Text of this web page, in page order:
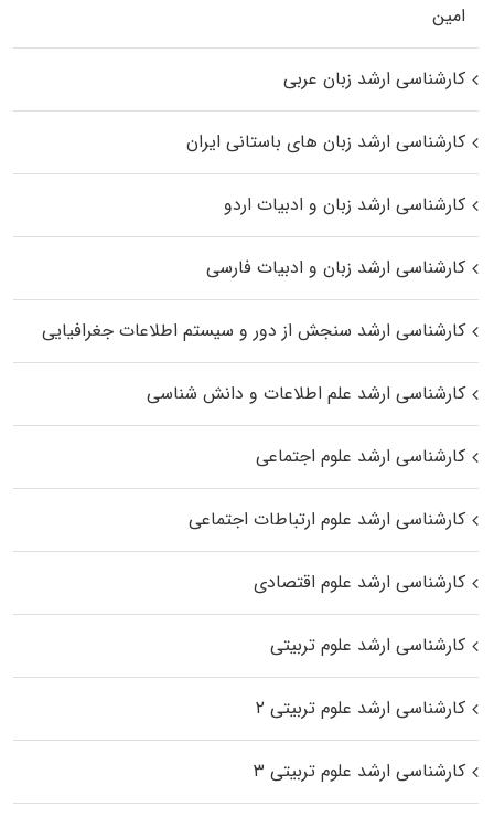
اﻣﻴﻦ
کارشناسی ارشد زبان عربی
کارشناسی ارشد زبان‌ های باستانی ایران
کارشناسی ارشد زبان و ادبیات اردو
کارشناسی ارشد زبان و ادبیات فارسی
کارشناسی ارشد سنجش از دور و سیستم اطلاعات جغرافیایی
کارشناسی ارشد علم اطلاعات و دانش شناسی
کارشناسی ارشد علوم اجتماعی
کارشناسی ارشد علوم ارتباطات اجتماعی
کارشناسی ارشد علوم اقتصادی
کارشناسی ارشد علوم تربیتی
کارشناسی ارشد علوم تربیتی ۲
کارشناسی ارشد علوم تربیتی ۳